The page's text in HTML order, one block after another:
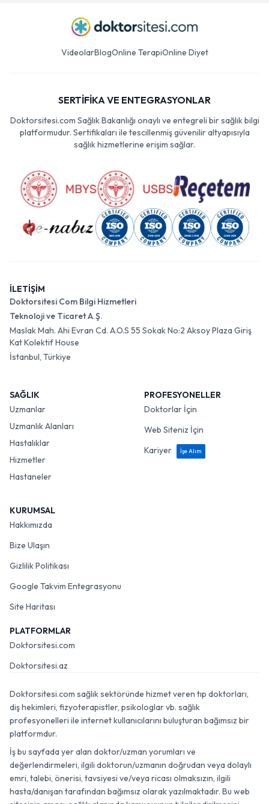
VideolarBlogOnline TerapiOnline Diyet
SERTİFİKA VE ENTEGRASYONLAR
Doktorsitesi.com Sağlık Bakanlığı onaylı ve entegreli bir sağlık bilgi
platformudur. Sertifikaları ile tescillenmiş güvenilir altyapısıyla
sağlık hizmetlerine erişim sağlar.
İLETİŞİM
Doktorsitesi Com Bilgi Hizmetleri
Teknoloji ve Ticaret A.Ş.
Maslak Mah. Ahi Evran Cd. A.O.S 55 Sokak No:2 Aksoy Plaza Giriş
Kat Kolektif House
İstanbul, Türkiye
SAĞLIK
Uzmanlar
Uzmanlık Alanları
Hastalıklar
Hizmetler
Hastaneler
PROFESYONELLER
Doktorlar İçin
Web Siteniz İçin
Kariyer
İşe Alım
KURUMSAL
Hakkımızda
Bize Ulaşın
Gizlilik Politikası
Google Takvim Entegrasyonu
Site Haritası
PLATFORMLAR
Doktorsitesi.com
Doktorsitesi.az
Doktorsitesi.com sağlık sektöründe hizmet veren tıp doktorları,
diş hekimleri, fizyoterapistler, psikologlar vb. sağlık
profesyonelleri ile internet kullanıcılarını buluşturan bağımsız bir
platformdur.
İş bu sayfada yer alan doktor/uzman yorumları ve
değerlendirmeleri, ilgili doktorun/uzmanın doğrudan veya dolaylı
emri, talebi, önerisi, tavsiyesi ve/veya ricası olmaksızın, ilgili
hasta/danışan tarafından bağımsız olarak yazılmaktadır. Bu web